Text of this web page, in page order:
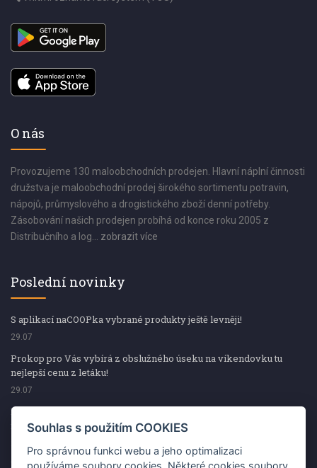
O nás
Provozujeme 130 maloobchodních prodejen. Hlavní náplní činnosti
družstva je maloobchodní prodej širokého sortimentu potravin,
nápojů, průmyslového a drogistického zboží denní potřeby.
Zásobování našich prodejen probíhá od konce roku 2005 z
Distribučního a log... zobrazit více
Poslední novinky
S aplikací naCOOPka vybrané produkty ještě levněji!
29.07
Prokop pro Vás vybírá z obslužného úseku na víkendovku tu
nejlepší cenu z letáku!
29.07
Prokop pro Vás vybírá z obslužného úseku na víkendovku tu
nejlepší cenu z letáku!
Kup špekáčky od Váhaly a vyhraj s naCOOPkou sekerku Fiskars
Souhlas s použitím COOKIES
Pro správnou funkci webu a jeho optimalizaci
používáme soubory cookies. Některé cookies soubory